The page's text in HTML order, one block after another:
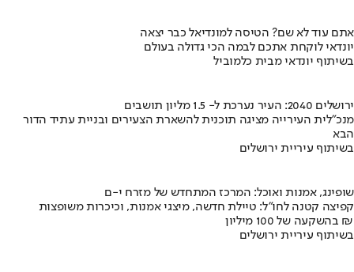
אתם עוד לא שם? הטיסה למונדיאל כבר יצאה
יונדאי לוקחת אתכם לבמה הכי גדולה בעולם
בשיתוף יונדאי מבית כלמוביל
ירושלים 2040: העיר נערכת ל- 1.5 מליון תושבים
מנכ"לית העירייה מציגה תוכנית להשארת הצעירים ובניית עתיד הדור
הבא
בשיתוף עיריית ירושלים
שופינג, אמנות ואוכל: המרכז המתחדש של מזרח י-ם
קפיצה קטנה לחו"ל: טיילת חדשה, מיצגי אמנות, וכיכרות משופצות
בהשקעה של 100 מיליון ₪
בשיתוף עיריית ירושלים